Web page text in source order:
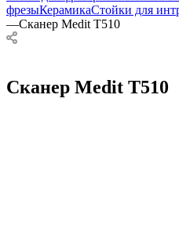
фрезыКерамикаСтойки для
—Сканер Medit T510
Сканер Medit T510